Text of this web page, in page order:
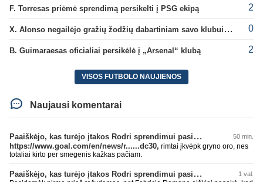
F. Torresas priėmė sprendimą persikelti į PSG ekipą 2
X. Alonso negailėjo gražių žodžių dabartiniam savo klubui „Chelsea“ 0
B. Guimaraesas oficialiai persikėlė į „Arsenal“ klubą 2
VISOS FUTBOLO NAUJIENOS
Naujausi komentarai
Paaiškėjo, kas turėjo įtakos Rodri sprendimui pasirinkti Barselonos pusę 50 min.
https://www.goal.com/en/news/r......dc30, rimtai įkvėpk gryno oro, nes
totaliai kirto per smegenis kažkas pačiam.
Paaiškėjo, kas turėjo įtakos Rodri sprendimui pasirinkti Barselonos pusę 1 val.